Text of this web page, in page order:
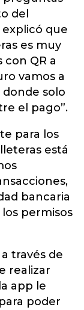
del
explicó que
es muy
QR a
vamos a
solo
el pago”.
para los
está
bancaria
permisos
través de
realizar
app le
poder